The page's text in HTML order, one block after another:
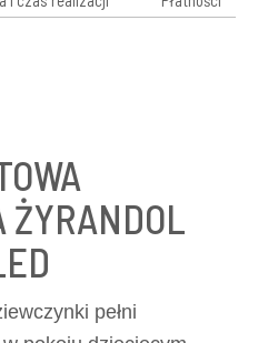
ŻYRANDOL
pełni